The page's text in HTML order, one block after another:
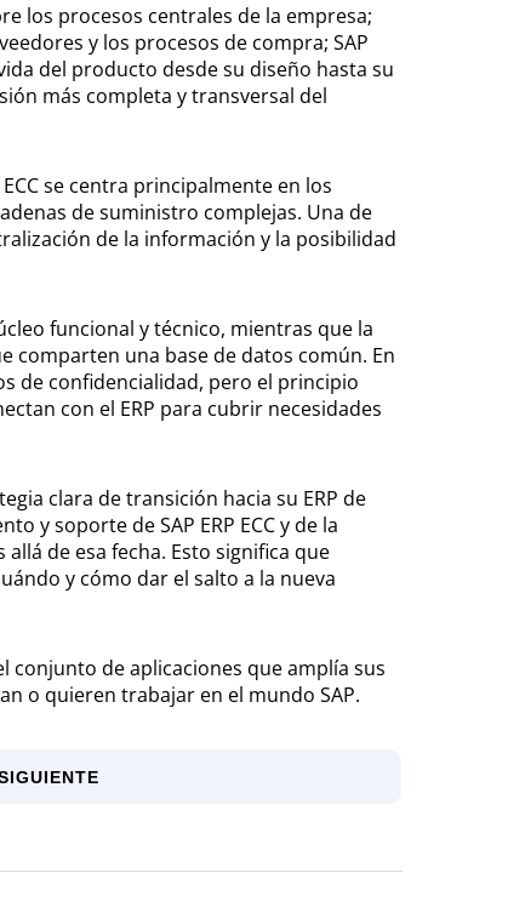
los procesos centrales de la empresa;
y los procesos de compra; SAP
del producto desde su diseño hasta su
más completa y transversal del
se centra principalmente en los
de suministro complejas. Una de
de la información y la posibilidad
funcional y técnico, mientras que la
comparten una base de datos común. En
de confidencialidad, pero el principio
con el ERP para cubrir necesidades
clara de transición hacia su ERP de
y soporte de SAP ERP ECC y de la
de esa fecha. Esto significa que
y cómo dar el salto a la nueva
conjunto de aplicaciones que amplía sus
o quieren trabajar en el mundo SAP.